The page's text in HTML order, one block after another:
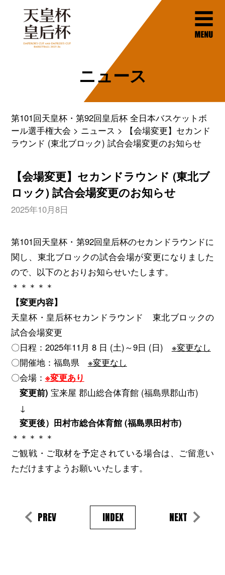
ニュース
第101回天皇杯・第92回皇后杯 全日本バスケットボ
ール選手権大会
ニュース
【会場変更】セカンド
ラウンド (東北ブロック) 試合会場変更のお知らせ
【会場変更】セカンドラウンド (東北ブ
ロック) 試合会場変更のお知らせ
2025年10月8日
第101回天皇杯・第92回皇后杯のセカンドラウンドに
関し、東北ブロックの試合会場が変更になりました
ので、以下のとおりお知らせいたします。
＊＊＊＊＊
【変更内容】
天皇杯・皇后杯セカンドラウンド 東北ブロックの
試合会場変更
〇日程：2025年11月 8 日 (土)～9日 (日) ※変更なし
〇開催地：福島県 ※変更なし
〇会場： ※変更あり
変更前) 宝来屋 郡⼭総合体育館 (福島県郡山市)
↓
変更後）田村市総合体育館 (福島県田村市)
＊＊＊＊＊
ご観戦・ご取材を予定されている場合は、ご留意い
ただけますようお願いいたします。
PREV INDEX NEXT